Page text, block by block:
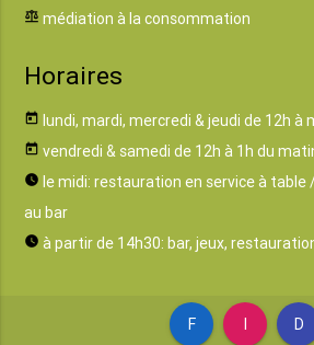
balance médiation à la consommation
Horaires
today lundi, mardi, mercredi & jeudi de 12h à
today vendredi & samedi de 12h à 1h du
watch_later le midi: restauration en service à table
au bar
watch_later à partir de 14h30: bar, jeux,
F I D